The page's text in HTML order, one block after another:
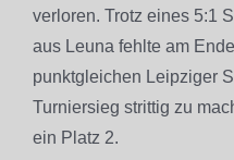
verloren. Trotz eines 5:1
aus Leuna fehlte am
punktgleichen Leipziger
Turniersieg strittig zu
ein Platz 2.